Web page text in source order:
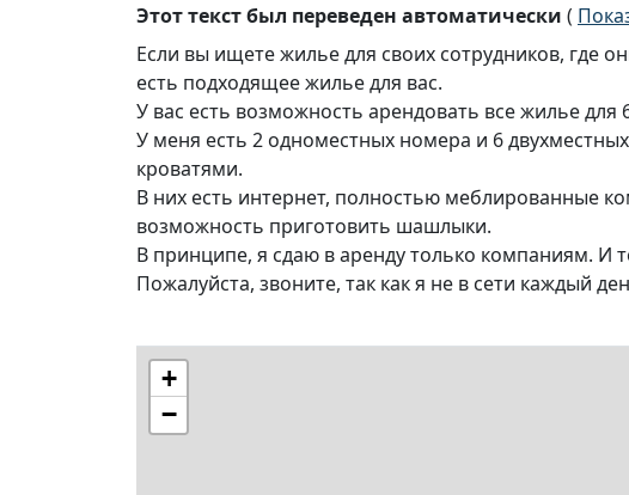
Этот текст был переведен автоматически (
Если вы ищете жилье для своих сотрудников, где
есть подходящее жилье для вас.
У вас есть возможность арендовать все жилье для
У меня есть 2 одноместных номера и 6
кроватями.
В них есть интернет, полностью меблированные
возможность приготовить шашлыки.
В принципе, я сдаю в аренду только компаниям. И
Пожалуйста, звоните, так как я не в сети каждый
+
−